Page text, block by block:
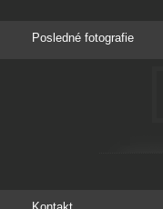
Posledné fotografie